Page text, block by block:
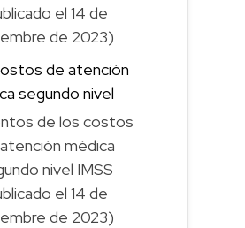
el 14 de
de 2023)
de atención
segundo nivel
de los costos
médica
nivel IMSS
el 14 de
de 2023)